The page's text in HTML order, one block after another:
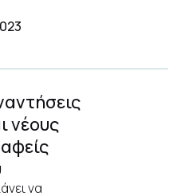
νέους
να